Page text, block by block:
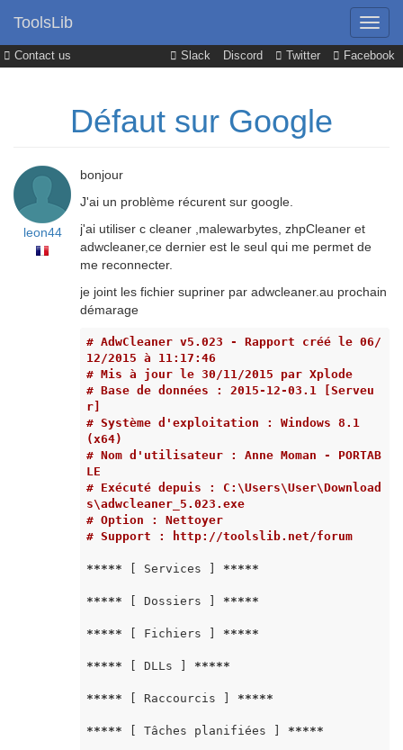
Contact us Slack Discord Twitter Facebook
ToolsLib
Défaut sur Google
leon44
bonjour
J'ai un problème récurent sur google.
j'ai utiliser c cleaner ,malewarbytes, zhpCleaner et
adwcleaner,ce dernier est le seul qui me permet de
me reconnecter.
je joint les fichier supriner par adwcleaner.au prochain
démarage
# AdwCleaner v5.023 - Rapport créé le 06/
12/2015 à 11:17:46
# Mis à jour le 30/11/2015 par Xplode
# Base de données : 2015-12-03.1 [Serveu
r]
# Système d'exploitation : Windows 8.1
(x64)
# Nom d'utilisateur : Anne Moman - PORTAB
LE
# Exécuté depuis : C:\Users\User\Download
s\adwcleaner_5.023.exe
# Option : Nettoyer
# Support : http://toolslib.net/forum
***** [ Services ] *****
***** [ Dossiers ] *****
***** [ Fichiers ] *****
***** [ DLLs ] *****
***** [ Raccourcis ] *****
***** [ Tâches planifiées ] *****